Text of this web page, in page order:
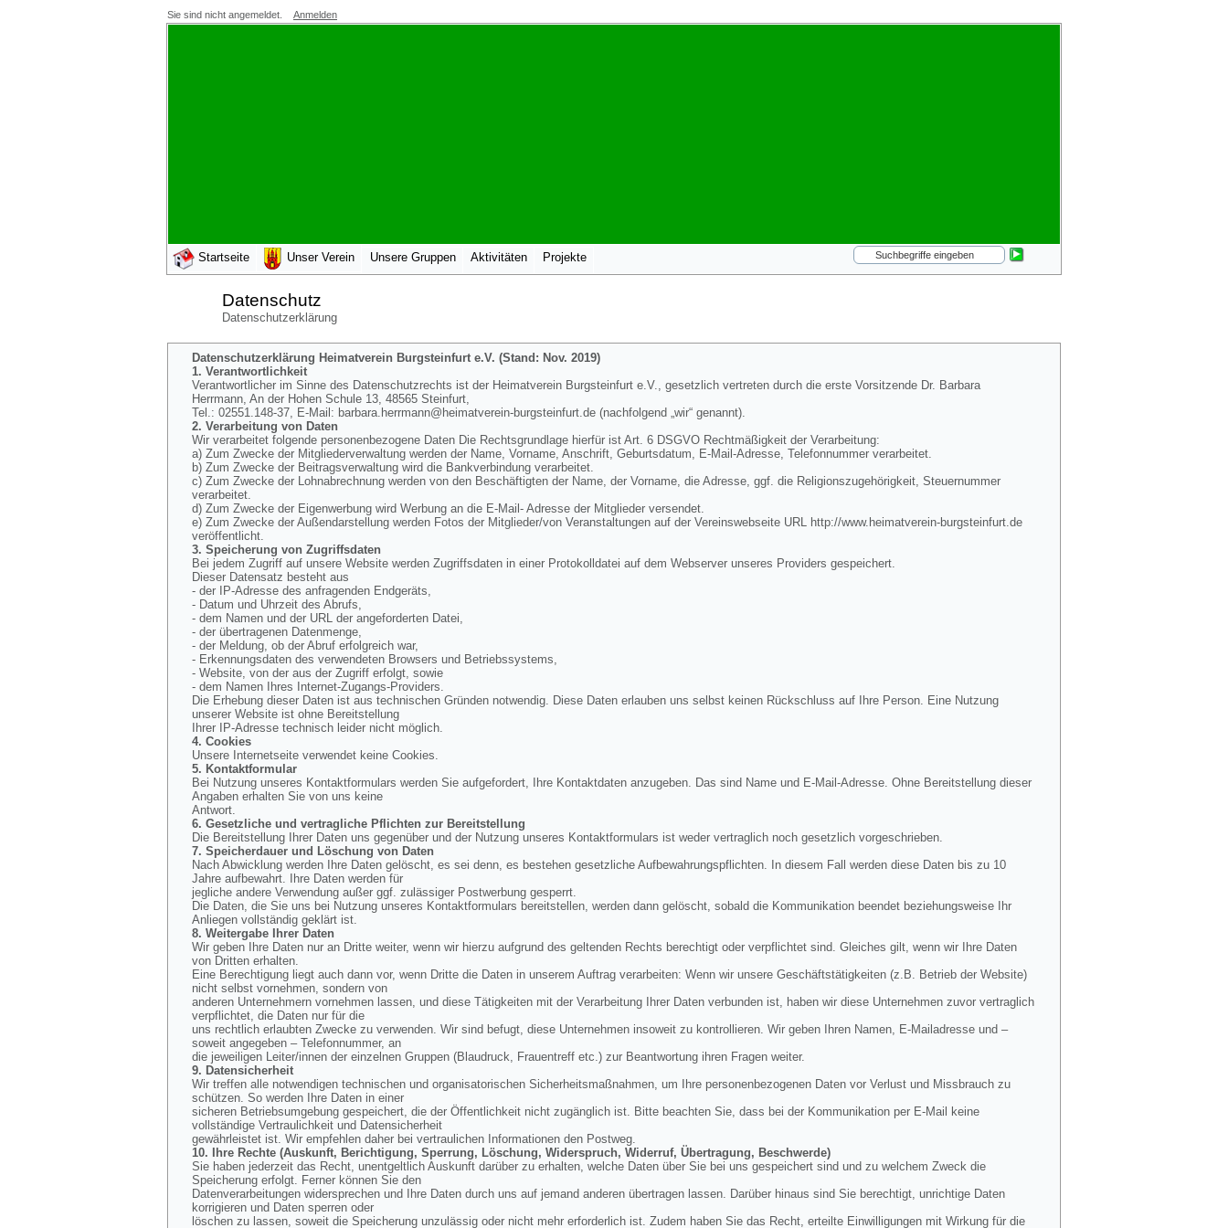
Sie sind nicht angemeldet. Anmelden
Startseite Unser Verein Unsere Gruppen Aktivitäten Projekte
Datenschutz
Datenschutzerklärung
Datenschutzerklärung Heimatverein Burgsteinfurt e.V. (Stand: Nov. 2019)
1. Verantwortlichkeit
Verantwortlicher im Sinne des Datenschutzrechts ist der Heimatverein Burgsteinfurt e.V., gesetzlich vertreten durch die erste Vorsitzende Dr. Barbara
Herrmann, An der Hohen Schule 13, 48565 Steinfurt,
Tel.: 02551.148-37, E-Mail: barbara.herrmann@heimatverein-burgsteinfurt.de (nachfolgend „wir“ genannt).
2. Verarbeitung von Daten
Wir verarbeitet folgende personenbezogene Daten Die Rechtsgrundlage hierfür ist Art. 6 DSGVO Rechtmäßigkeit der Verarbeitung:
a) Zum Zwecke der Mitgliederverwaltung werden der Name, Vorname, Anschrift, Geburtsdatum, E-Mail-Adresse, Telefonnummer verarbeitet.
b) Zum Zwecke der Beitragsverwaltung wird die Bankverbindung verarbeitet.
c) Zum Zwecke der Lohnabrechnung werden von den Beschäftigten der Name, der Vorname, die Adresse, ggf. die Religionszugehörigkeit, Steuernummer
verarbeitet.
d) Zum Zwecke der Eigenwerbung wird Werbung an die E-Mail- Adresse der Mitglieder versendet.
e) Zum Zwecke der Außendarstellung werden Fotos der Mitglieder/von Veranstaltungen auf der Vereinswebseite URL http://www.heimatverein-burgsteinfurt.de
veröffentlicht.
3. Speicherung von Zugriffsdaten
Bei jedem Zugriff auf unsere Website werden Zugriffsdaten in einer Protokolldatei auf dem Webserver unseres Providers gespeichert.
Dieser Datensatz besteht aus
- der IP-Adresse des anfragenden Endgeräts,
- Datum und Uhrzeit des Abrufs,
- dem Namen und der URL der angeforderten Datei,
- der übertragenen Datenmenge,
- der Meldung, ob der Abruf erfolgreich war,
- Erkennungsdaten des verwendeten Browsers und Betriebssystems,
- Website, von der aus der Zugriff erfolgt, sowie
- dem Namen Ihres Internet-Zugangs-Providers.
Die Erhebung dieser Daten ist aus technischen Gründen notwendig. Diese Daten erlauben uns selbst keinen Rückschluss auf Ihre Person. Eine Nutzung
unserer Website ist ohne Bereitstellung
Ihrer IP-Adresse technisch leider nicht möglich.
4. Cookies
Unsere Internetseite verwendet keine Cookies.
5. Kontaktformular
Bei Nutzung unseres Kontaktformulars werden Sie aufgefordert, Ihre Kontaktdaten anzugeben. Das sind Name und E-Mail-Adresse. Ohne Bereitstellung dieser
Angaben erhalten Sie von uns keine
Antwort.
6. Gesetzliche und vertragliche Pflichten zur Bereitstellung
Die Bereitstellung Ihrer Daten uns gegenüber und der Nutzung unseres Kontaktformulars ist weder vertraglich noch gesetzlich vorgeschrieben.
7. Speicherdauer und Löschung von Daten
Nach Abwicklung werden Ihre Daten gelöscht, es sei denn, es bestehen gesetzliche Aufbewahrungspflichten. In diesem Fall werden diese Daten bis zu 10
Jahre aufbewahrt. Ihre Daten werden für
jegliche andere Verwendung außer ggf. zulässiger Postwerbung gesperrt.
Die Daten, die Sie uns bei Nutzung unseres Kontaktformulars bereitstellen, werden dann gelöscht, sobald die Kommunikation beendet beziehungsweise Ihr
Anliegen vollständig geklärt ist.
8. Weitergabe Ihrer Daten
Wir geben Ihre Daten nur an Dritte weiter, wenn wir hierzu aufgrund des geltenden Rechts berechtigt oder verpflichtet sind. Gleiches gilt, wenn wir Ihre Daten
von Dritten erhalten.
Eine Berechtigung liegt auch dann vor, wenn Dritte die Daten in unserem Auftrag verarbeiten: Wenn wir unsere Geschäftstätigkeiten (z.B. Betrieb der Website)
nicht selbst vornehmen, sondern von
anderen Unternehmern vornehmen lassen, und diese Tätigkeiten mit der Verarbeitung Ihrer Daten verbunden ist, haben wir diese Unternehmen zuvor vertraglich
verpflichtet, die Daten nur für die
uns rechtlich erlaubten Zwecke zu verwenden. Wir sind befugt, diese Unternehmen insoweit zu kontrollieren. Wir geben Ihren Namen, E-Mailadresse und –
soweit angegeben – Telefonnummer, an
die jeweiligen Leiter/innen der einzelnen Gruppen (Blaudruck, Frauentreff etc.) zur Beantwortung ihren Fragen weiter.
9. Datensicherheit
Wir treffen alle notwendigen technischen und organisatorischen Sicherheitsmaßnahmen, um Ihre personenbezogenen Daten vor Verlust und Missbrauch zu
schützen. So werden Ihre Daten in einer
sicheren Betriebsumgebung gespeichert, die der Öffentlichkeit nicht zugänglich ist. Bitte beachten Sie, dass bei der Kommunikation per E-Mail keine
vollständige Vertraulichkeit und Datensicherheit
gewährleistet ist. Wir empfehlen daher bei vertraulichen Informationen den Postweg.
10. Ihre Rechte (Auskunft, Berichtigung, Sperrung, Löschung, Widerspruch, Widerruf, Übertragung, Beschwerde)
Sie haben jederzeit das Recht, unentgeltlich Auskunft darüber zu erhalten, welche Daten über Sie bei uns gespeichert sind und zu welchem Zweck die
Speicherung erfolgt. Ferner können Sie den
Datenverarbeitungen widersprechen und Ihre Daten durch uns auf jemand anderen übertragen lassen. Darüber hinaus sind Sie berechtigt, unrichtige Daten
korrigieren und Daten sperren oder
löschen zu lassen, soweit die Speicherung unzulässig oder nicht mehr erforderlich ist. Zudem haben Sie das Recht, erteilte Einwilligungen mit Wirkung für die